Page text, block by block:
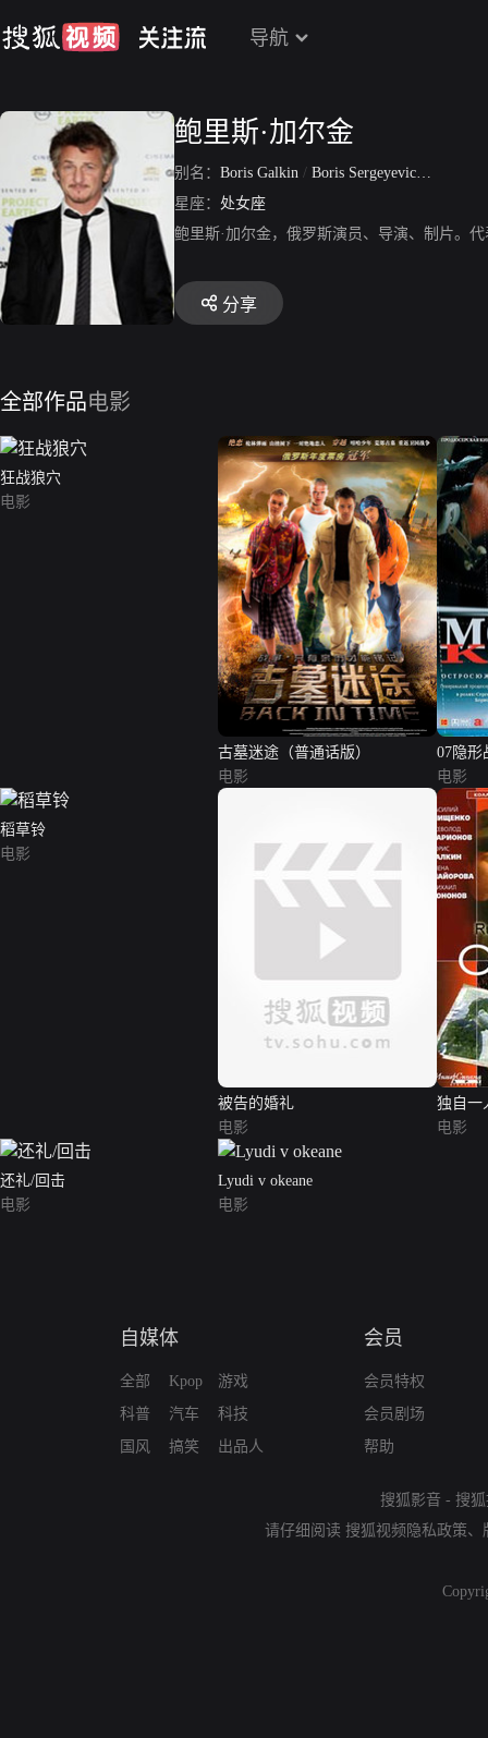
导航
鲍里斯·加尔金
别名： Boris Galkin / Boris Sergeyevich Galkin
星座： 处女座
鲍里斯·加尔金，俄罗斯演员、导演、制片。
分享
全部作品电影
狂战狼穴
电影
古墓迷途（普通话版）
电影
07隐形
电影
稻草铃
电影
被告的婚礼
电影
独自一
电影
还礼/回击
电影
Lyudi v okeane
电影
自媒体
全部
科普
国风
Kpop
汽车
搞笑
游戏
科技
出品人
会员
会员特权
会员剧场
帮助
搜狐影音 - 搜
请仔细阅读 搜狐视频隐私政策、